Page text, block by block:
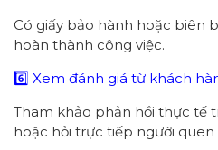
Có giấy bảo hành hoặc biên
hoàn thành công việc.
6️⃣ Xem đánh giá từ khách
Tham khảo phản hồi thực tế
hoặc hỏi trực tiếp người